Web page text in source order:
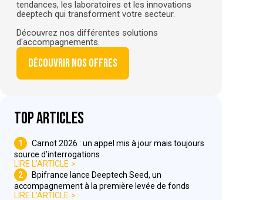
tendances, les laboratoires et les innovations
deeptech qui transforment votre secteur.
Découvrez nos différentes solutions
d'accompagnements.
Découvrir nos offres
Top articles
1
Carnot 2026 : un appel mis à jour mais toujours
source d’interrogations
LIRE L'ARTICLE
2
Bpifrance lance Deeptech Seed, un
accompagnement à la première levée de fonds
LIRE L'ARTICLE